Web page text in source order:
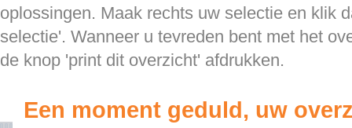
oplossingen. Maak rechts uw selectie en klik
selectie'. Wanneer u tevreden bent met het
de knop 'print dit overzicht' afdrukken.
Een moment geduld, uw